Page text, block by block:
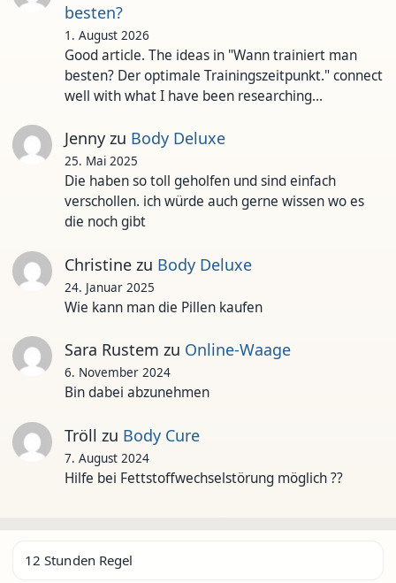
besten?
1. August 2026
Good article. The ideas in "Wann trainiert man
besten? Der optimale Trainingszeitpunkt." connect
well with what I have been researching…
Jennyzu Body Deluxe
25. Mai 2025
Die haben so toll geholfen und sind einfach
verschollen. ich würde auch gerne wissen wo es
die noch gibt
Christinezu Body Deluxe
24. Januar 2025
Wie kann man die Pillen kaufen
Sara Rustem zu Online-Waage
6. November 2024
Bin dabei abzunehmen
Tröll zu Body Cure
7. August 2024
Hilfe bei Fettstoffwechselstörung möglich ??
12 Stunden Regel